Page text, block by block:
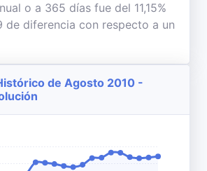
o a 365 días fue del 11,15%
de diferencia con respecto a un
de Agosto 2010 -